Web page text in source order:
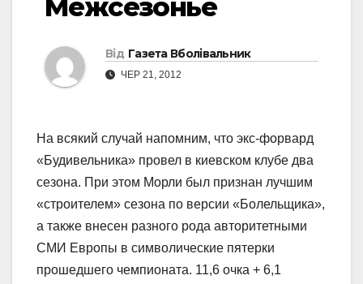
Межсезонье
Від Газета Вболівальник
ЧЕР 21, 2012
На всякий случай напомним, что экс-форвард
«Будивельника» провел в киевском клубе два
сезона. При этом Морли был признан лучшим
«строителем» сезона по версии «Болельщика»,
а также внесен разного рода авторитетными
СМИ Европы в символические пятерки
прошедшего чемпионата. 11,6 очка + 6,1